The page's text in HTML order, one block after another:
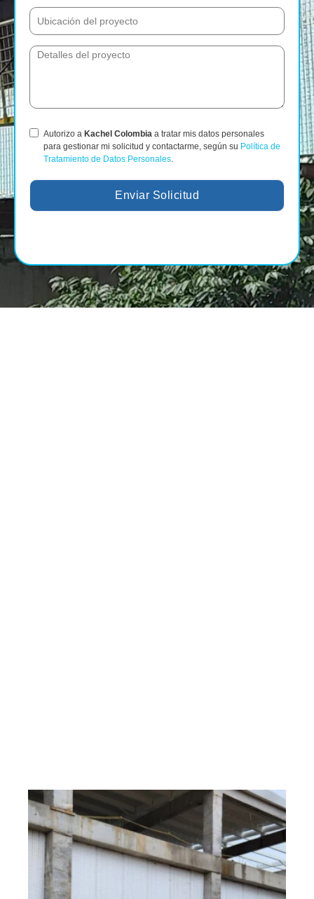
Autorizo a Kachel Colombia a tratar mis datos personales
para gestionar mi solicitud y contactarme, según su Política de
Tratamiento de Datos Personales
Enviar Solicitud